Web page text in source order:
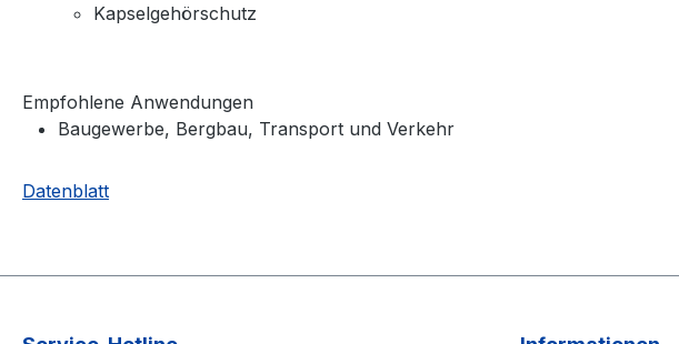
Kapselgehörschutz
Empfohlene Anwendungen
Baugewerbe, Bergbau, Transport und Verkehr
Datenblatt